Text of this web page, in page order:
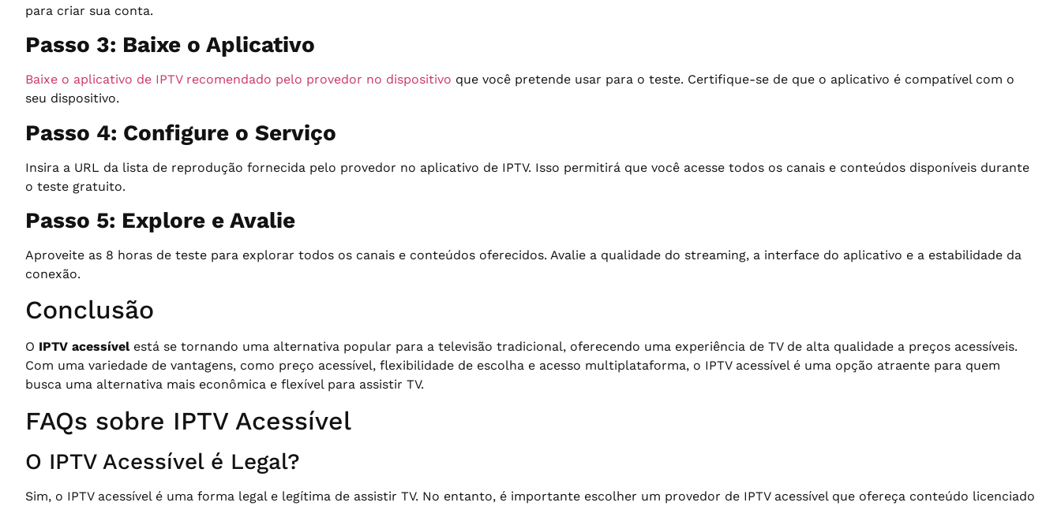
para criar sua conta.
Passo 3: Baixe o Aplicativo
Baixe o aplicativo de IPTV recomendado pelo provedor no dispositivo que você pretende usar para o teste. Certifique-se de que o aplicativo é compatível com o
seu dispositivo.
Passo 4: Configure o Serviço
Insira a URL da lista de reprodução fornecida pelo provedor no aplicativo de IPTV. Isso permitirá que você acesse todos os canais e conteúdos disponíveis durante
o teste gratuito.
Passo 5: Explore e Avalie
Aproveite as 8 horas de teste para explorar todos os canais e conteúdos oferecidos. Avalie a qualidade do streaming, a interface do aplicativo e a estabilidade da
conexão.
Conclusão
O IPTV acessívelestá se tornando uma alternativa popular para a televisão tradicional, oferecendo uma experiência de TV de alta qualidade a preços acessíveis.
Com uma variedade de vantagens, como preço acessível, flexibilidade de escolha e acesso multiplataforma, o IPTV acessível é uma opção atraente para quem
busca uma alternativa mais econômica e flexível para assistir TV.
FAQs sobre IPTV Acessível
O IPTV Acessível é Legal?
Sim, o IPTV acessível é uma forma legal e legítima de assistir TV. No entanto, é importante escolher um provedor de IPTV acessível que ofereça conteúdo licenciado